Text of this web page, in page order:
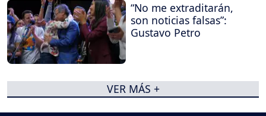
“No me extraditarán,
son noticias falsas”:
Gustavo Petro
VER MÁS +